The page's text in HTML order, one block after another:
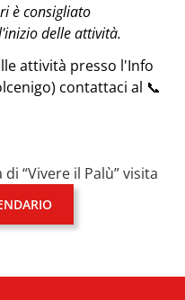
è consigliato
delle attività.
attività presso l'Info
contattaci al 📞
“Vivere il Palù” visita